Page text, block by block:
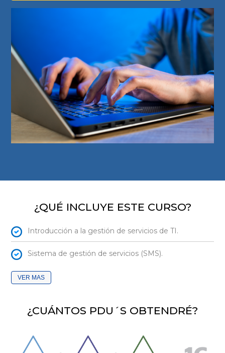
¿QUÉ INCLUYE ESTE CURSO?
Introducción a la gestión de servicios de TI.
Sistema de gestión de servicios (SMS).
VER
¿CUÁNTOS PDU´S OBTENDRÉ?